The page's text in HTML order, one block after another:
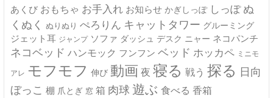
あくび おもちゃ お手入れ お知らせ かぎしっぽ しっぽ ぬ
くぬく ぬりぬり ぺろりん キャットタワー グルーミング
ジェット耳 ジャンプ ソファ ダッシュ デスク ニャー ネコパンチ
ネコベッド ハンモック フンフン ベッド ホッカペ ミニモ
アレ モフモフ 伸び 動画 夜 寝る 戦う 探る 日向
ぼっこ 棚 爪とぎ 窓 箱 肉球 遊ぶ 食べる 香箱